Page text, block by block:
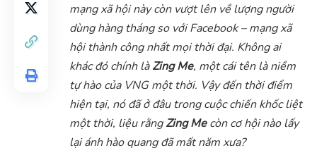
mạng xã hội này còn vượt lên về lượng người
dùng hàng tháng so với Facebook – mạng xã
hội thành công nhất mọi thời đại. Không ai
khác đó chính làZing Me, một cái tên là niềm
tự hào của VNG một thời. Vậy đến thời điểm
hiện tại, nó đã ở đâu trong cuộc chiến khốc liệt
một thời, liệu rằngZing Mecòn cơ hội nào lấy
lại ánh hào quang đã mất năm xưa?